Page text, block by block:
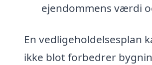
ejendommens værdi
En vedligeholdelsesplan
ikke blot forbedrer